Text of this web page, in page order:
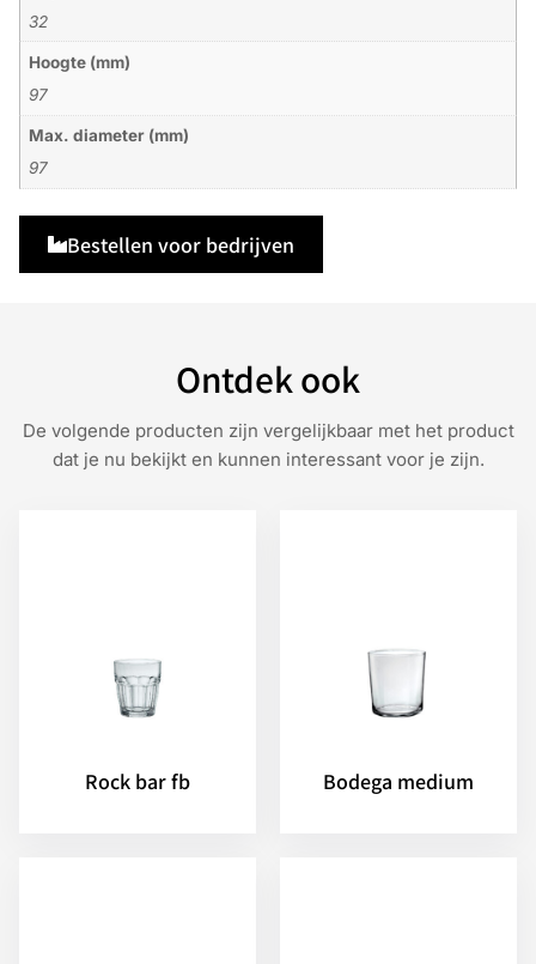
32
Hoogte (mm)
97
Max. diameter (mm)
97
Bestellen voor bedrijven
Ontdek ook
De volgende producten zijn vergelijkbaar met het product
dat je nu bekijkt en kunnen interessant voor je zijn.
Rock bar fb Bodega medium